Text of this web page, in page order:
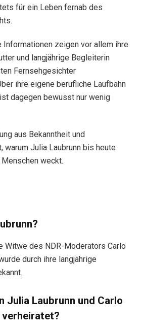
für ein Leben fernab des
zeigen vor allem ihre
und langjährige Begleiterin
Fernsehgesichter
ihre eigene berufliche Laufbahn
dagegen bewusst nur wenig
aus Bekanntheit und
warum Julia Laubrunn bis heute
weckt.
Witwe des NDR-Moderators Carlo
durch ihre langjährige
Julia Laubrunn und Carlo
verheiratet?